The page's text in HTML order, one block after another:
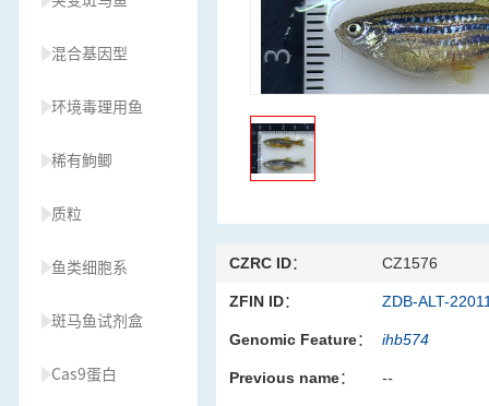
混合基因型
环境毒理用鱼
稀有鮈鲫
质粒
鱼类细胞系
斑马鱼试剂盒
Cas9蛋白
CZRC ID： CZ1576
ZFIN ID： ZDB-ALT-
Genomic Feature： ihb574
Previous name： --